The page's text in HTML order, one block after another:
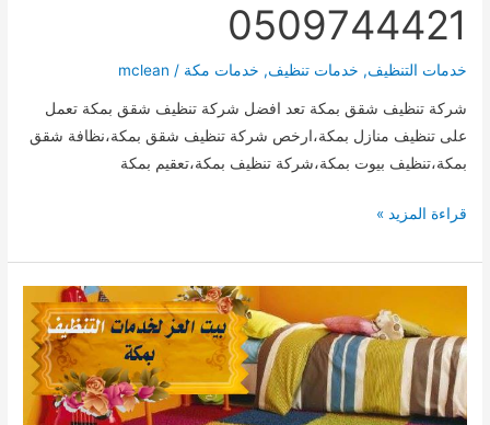
0509744421
خدمات التنظيف, خدمات تنظيف, خدمات مكة /
mclean
شركة تنظيف شقق بمكة تعد افضل شركة تنظيف شقق بمكة تعمل
على تنظيف منازل بمكة،ارخص شركة تنظيف شقق بمكة،نظافة شقق
بمكة،تنظيف بيوت بمكة،شركة تنظيف بمكة،تعقيم بمكة
شركة
شقق
0509744421
قراءة المزيد »